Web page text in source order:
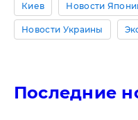
Киев Новости
Новости Украины
Последние